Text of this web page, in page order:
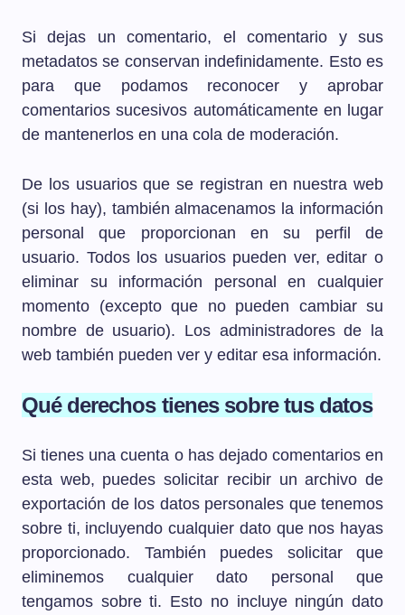
Si dejas un comentario, el comentario y sus
metadatos se conservan indefinidamente. Esto es
para que podamos reconocer y aprobar
comentarios sucesivos automáticamente en lugar
de mantenerlos en una cola de moderación.
De los usuarios que se registran en nuestra web
(si los hay), también almacenamos la información
personal que proporcionan en su perfil de
usuario. Todos los usuarios pueden ver, editar o
eliminar su información personal en cualquier
momento (excepto que no pueden cambiar su
nombre de usuario). Los administradores de la
web también pueden ver y editar esa información.
Qué derechos tienes sobre tus datos
Si tienes una cuenta o has dejado comentarios en
esta web, puedes solicitar recibir un archivo de
exportación de los datos personales que tenemos
sobre ti, incluyendo cualquier dato que nos hayas
proporcionado. También puedes solicitar que
eliminemos cualquier dato personal que
tengamos sobre ti. Esto no incluye ningún dato